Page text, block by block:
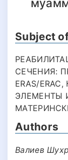
Subject
СЕЧЕНИЯ:
ERAS/
ЭЛЕМЕНТЫ
Authors
Валиев